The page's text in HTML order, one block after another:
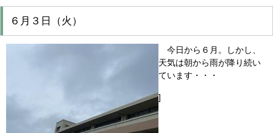
６月３日（火）
今日から６月。しかし、
天気は朝から雨が降り続い
ています・・・
]